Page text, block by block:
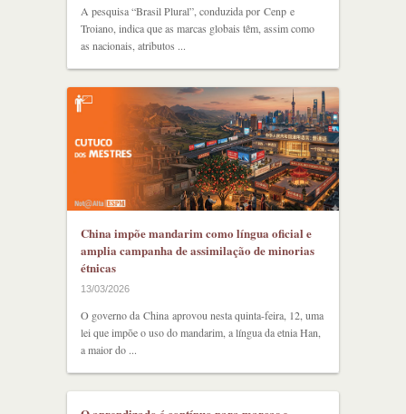
A pesquisa “Brasil Plural”, conduzida por Cenp e
Troiano, indica que as marcas globais têm, assim como
as nacionais, atributos ...
China impõe mandarim como língua oficial e
amplia campanha de assimilação de minorias
étnicas
13/03/2026
O governo da China aprovou nesta quinta-feira, 12, uma
lei que impõe o uso do mandarim, a língua da etnia Han,
a maior do ...